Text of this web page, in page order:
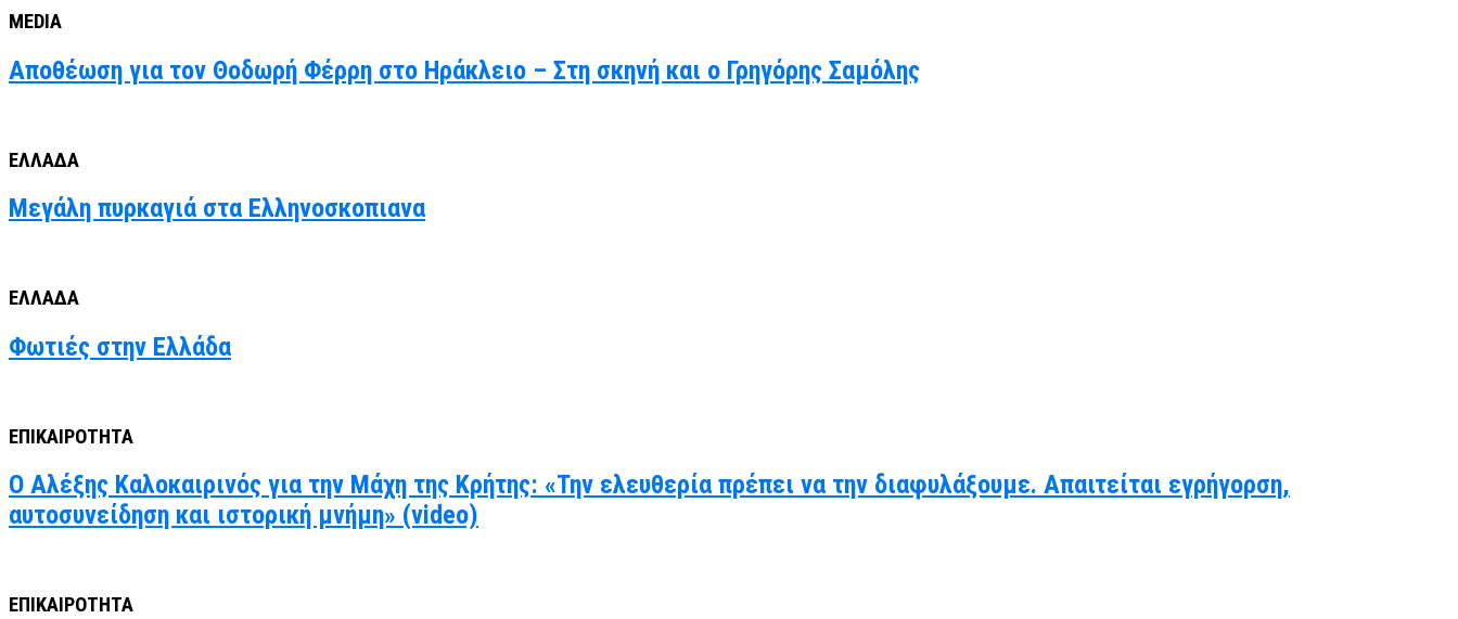
MEDIA
Αποθέωση για τον Θοδωρή Φέρρη στο Ηράκλειο – Στη σκηνή και ο Γρηγόρης Σαμόλης
ΕΛΛΑΔΑ
Μεγάλη πυρκαγιά στα Ελληνοσκοπιανα
ΕΛΛΑΔΑ
Φωτιές στην Ελλάδα
ΕΠΙΚΑΙΡΟΤΗΤΑ
Ο Αλέξης Καλοκαιρινός για την Μάχη της Κρήτης: «Την ελευθερία πρέπει να την διαφυλάξουμε. Απαιτείται εγρήγορση,
αυτοσυνείδηση και ιστορική μνήμη» (video)
ΕΠΙΚΑΙΡΟΤΗΤΑ